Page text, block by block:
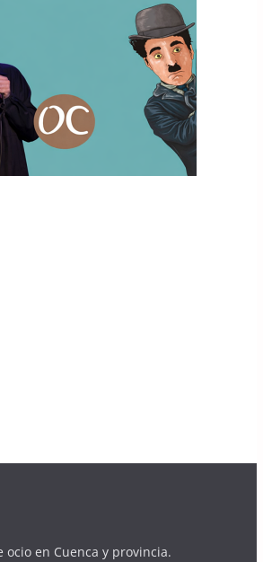
ocio en Cuenca y provincia.